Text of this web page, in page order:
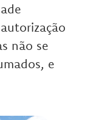
não se
e